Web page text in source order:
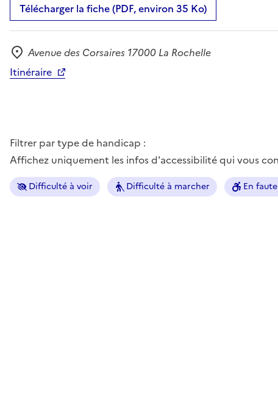
Télécharger la fiche (PDF, environ 35 Ko)
Adresse
Avenue des Corsaires 17000 La Rochelle
Itinéraire
Filtrer par type de handicap :
Affichez uniquement les infos d'accessibilité qui vous
Difficulté à voir Difficulté à marcher En